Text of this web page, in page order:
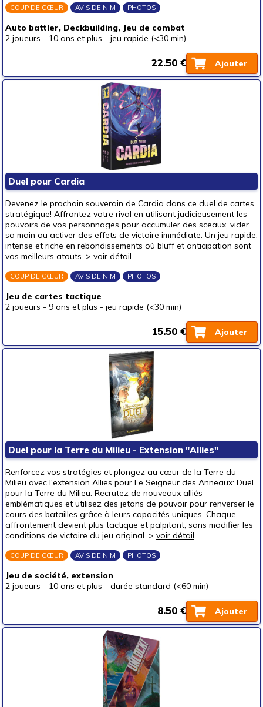
COUP DE CŒUR AVIS DE NIM PHOTOS
Auto battler, Deckbuilding, Jeu de combat
2 joueurs - 10 ans et plus - jeu rapide (<30 min)
Ajouter
22.50 €
Duel pour Cardia
Devenez le prochain souverain de Cardia dans ce duel de cartes
stratégique! Affrontez votre rival en utilisant judicieusement les
pouvoirs de vos personnages pour accumuler des sceaux, vider
sa main ou activer des effets de victoire immédiate. Un jeu rapide,
intense et riche en rebondissements où bluff et anticipation sont
vos meilleurs atouts. > voir détail
COUP DE CŒUR AVIS DE NIM PHOTOS
Jeu de cartes tactique
2 joueurs - 9 ans et plus - jeu rapide (<30 min)
Ajouter
15.50 €
Duel pour la Terre du Milieu - Extension "Allies"
Renforcez vos stratégies et plongez au cœur de la Terre du
Milieu avec l'extension Allies pour Le Seigneur des Anneaux: Duel
pour la Terre du Milieu. Recrutez de nouveaux alliés
emblématiques et utilisez des jetons de pouvoir pour renverser le
cours des batailles grâce à leurs capacités uniques. Chaque
affrontement devient plus tactique et palpitant, sans modifier les
conditions de victoire du jeu original. > voir détail
COUP DE CŒUR AVIS DE NIM PHOTOS
Jeu de société, extension
2 joueurs - 10 ans et plus - durée standard (<60 min)
Ajouter
8.50 €